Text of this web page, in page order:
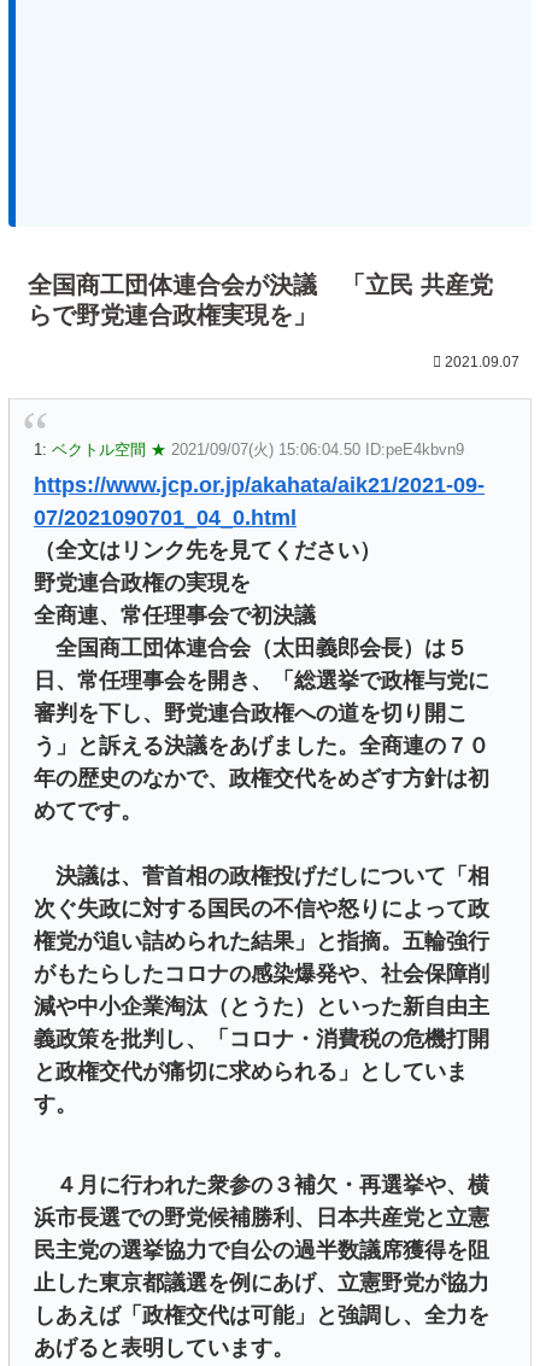
全国商工団体連合会が決議 「立民 共産党
らで野党連合政権実現を」
2021.09.07
1: ベクトル空間 ★ 2021/09/07(火) 15:06:04.50 ID:peE4kbvn9
https://www.jcp.or.jp/akahata/aik21/2021-09-
07/2021090701_04_0.html
（全文はリンク先を見てください）
野党連合政権の実現を
全商連、常任理事会で初決議
全国商工団体連合会（太田義郎会長）は５
日、常任理事会を開き、「総選挙で政権与党に
審判を下し、野党連合政権への道を切り開こ
う」と訴える決議をあげました。全商連の７０
年の歴史のなかで、政権交代をめざす方針は初
めてです。
決議は、菅首相の政権投げだしについて「相
次ぐ失政に対する国民の不信や怒りによって政
権党が追い詰められた結果」と指摘。五輪強行
がもたらしたコロナの感染爆発や、社会保障削
減や中小企業淘汰（とうた）といった新自由主
義政策を批判し、「コロナ・消費税の危機打開
と政権交代が痛切に求められる」としていま
す。
４月に行われた衆参の３補欠・再選挙や、横
浜市長選での野党候補勝利、日本共産党と立憲
民主党の選挙協力で自公の過半数議席獲得を阻
止した東京都議選を例にあげ、立憲野党が協力
しあえば「政権交代は可能」と強調し、全力を
あげると表明しています。